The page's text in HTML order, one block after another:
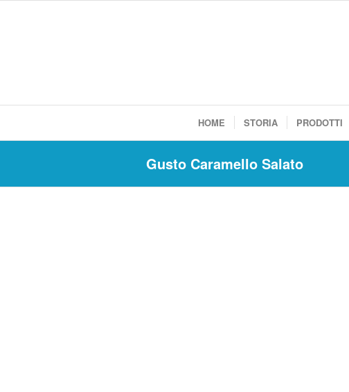
HOME STORIA PRODOTTI
Gusto Caramello Salato